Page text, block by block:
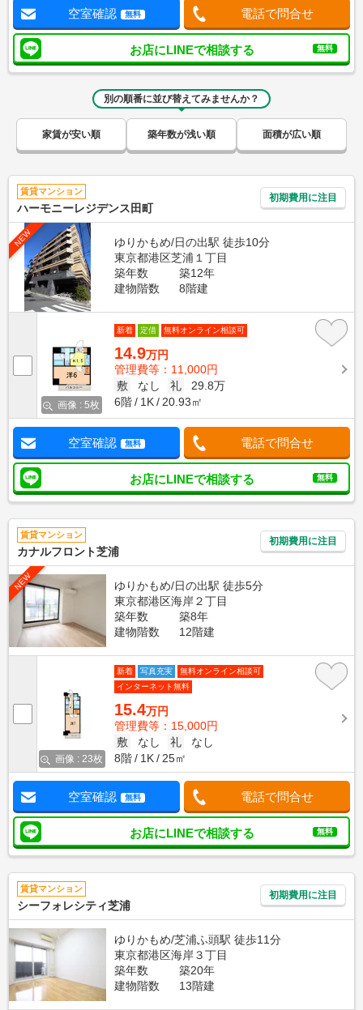
空室確認 無料 電話で問合せ
お店にLINEで相談する 無料
別の順番に並び替えてみませんか？
家賃が安い順 築年数が浅い順 面積が広い順
賃貸マンション
ハーモニーレジデンス田町
初期費用に注目
NEW
ゆりかもめ/日の出駅 徒歩10分
東京都港区芝浦１丁目
築年数
築12年
建物階数
8階建
画像 : 5枚
新着 定借 無料オンライン相談可
14.9万円
管理費等：11,000円
敷
なし 礼
29.8万
6階
1K 20.93㎡
空室確認 無料 電話で問合せ
お店にLINEで相談する 無料
賃貸マンション
カナルフロント芝浦
初期費用に注目
NEW
ゆりかもめ/日の出駅 徒歩5分
東京都港区海岸２丁目
築年数
築8年
建物階数
12階建
画像 : 23枚
新着 写真充実
無料オンライン相談可
インターネット無料
15.4万円
管理費等：15,000円
敷
なし 礼
なし
8階
1K 25㎡
空室確認 無料 電話で問合せ
お店にLINEで相談する 無料
賃貸マンション
シーフォレシティ芝浦
初期費用に注目
ゆりかもめ/芝浦ふ頭駅 徒歩11分
東京都港区海岸３丁目
築年数
築20年
建物階数
13階建